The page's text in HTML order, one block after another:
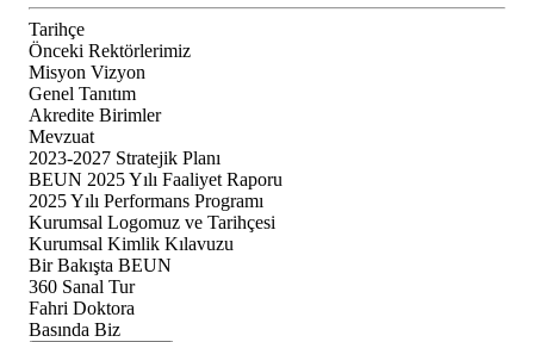
Tarihçe
Önceki Rektörlerimiz
Misyon Vizyon
Genel Tanıtım
Akredite Birimler
Mevzuat
2023-2027 Stratejik Planı
BEUN 2025 Yılı Faaliyet Raporu
2025 Yılı Performans Programı
Kurumsal Logomuz ve Tarihçesi
Kurumsal Kimlik Kılavuzu
Bir Bakışta BEUN
360 Sanal Tur
Fahri Doktora
Basında Biz